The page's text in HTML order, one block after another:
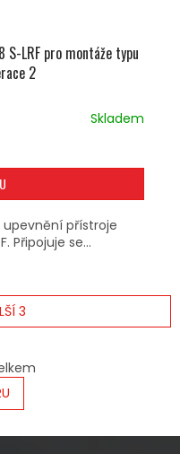
LRF pro montáže typu
2
Skladem
přístroje
Připojuje se...
3